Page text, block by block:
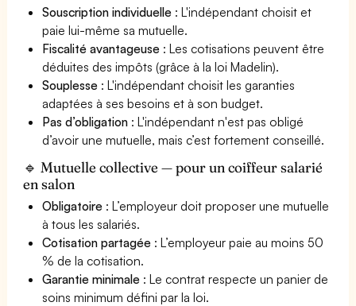
Souscription individuelle : L'indépendant choisit et
paie lui-même sa mutuelle.
Fiscalité avantageuse : Les cotisations peuvent être
déduites des impôts (grâce à la loi Madelin).
Souplesse : L'indépendant choisit les garanties
adaptées à ses besoins et à son budget.
Pas d’obligation : L'indépendant n'est pas obligé
d’avoir une mutuelle, mais c’est fortement conseillé.
🔹 Mutuelle collective — pour un coiffeur salarié
en salon
Obligatoire : L’employeur doit proposer une mutuelle
à tous les salariés.
Cotisation partagée : L’employeur paie au moins 50
% de la cotisation.
Garantie minimale : Le contrat respecte un panier de
soins minimum défini par la loi.